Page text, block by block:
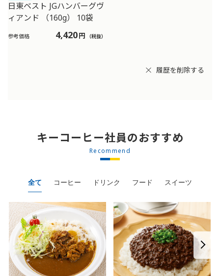
日東ベスト JGハンバーグヴ
ィアンド （160g） 10袋
参考価格 4,420円 （税抜）
履歴を削除する
キーコーヒー社員のおすすめ
Recommend
全て コーヒー ドリンク フード スイーツ